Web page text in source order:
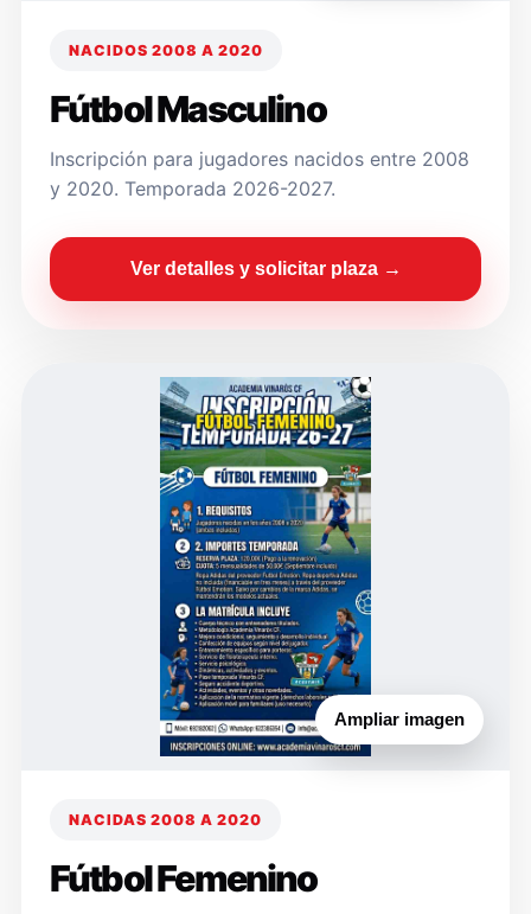
NACIDOS 2008 A 2020
Fútbol Masculino
Inscripción para jugadores nacidos entre 2008
y 2020. Temporada 2026-2027.
Ver detalles y solicitar plaza →
Ampliar imagen
NACIDAS 2008 A 2020
Fútbol Femenino